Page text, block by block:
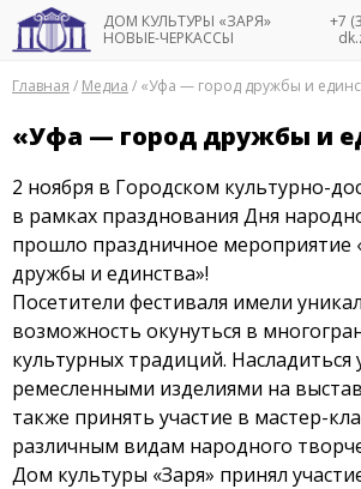
ДОМ КУЛЬТУРЫ «ЗАРЯ»
НОВЫЕ-ЧЕРКАССЫ
+7
Главная / Медиа / «Уфа — город дружбы и
«Уфа — город дружбы и
2 ноября в Городском культурно-
в рамках празднования Дня
прошло праздничное мероприятие
дружбы и единства»!
Посетители фестиваля имели
возможность окунуться в
культурных традиций.
ремесленными изделиями на
также принять участие в мастер-
различным видам народного
Дом культуры «Заря» принял